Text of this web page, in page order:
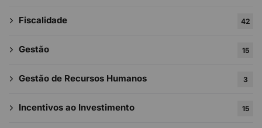
Fiscalidade 42
Gestão 15
Gestão de Recursos Humanos 3
Incentivos ao Investimento 15